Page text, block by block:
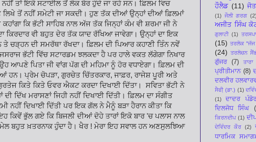
ਤਾਂ ਇਕੋ ਸਟਾਈਲ ਤੋਂ ਲੋਕ ਬੋਰ ਹੁੰਦੇ ਜਾ ਰਹੇ ਸਨ। ਫ਼ਿਲਮ ਵਿਚ
ਲਿਖੇ ਤੋਂ ਨਹੀਂ ਸਮੇਟੀ ਜਾ ਸਕਦੀ। ਹੁਣ ਤੱਕ ਦੀਆਂ ਉਨ੍ਹਾਂ ਦੀਆਂ ਫ਼ਿਲਮਾਂ
ਕਿ ਭੱਟੀ ਸਾਹਿਬ ਨਾਲ ਅੱਜ ਤੱਕ ਜਿਨ੍ਹਾਂ ਕੰਮ ਵੀ ਸ਼ਰਮਾ ਜੀ ਨੇ
ਕਿਰਦਾਰ ਵੀ ਬਹੁਤ ਦੇਰ ਤੱਕ ਯਾਦ ਰੱਖਿਆ ਜਾਵੇਗਾ। ਉਨ੍ਹਾਂ ਦਾ ਇਕ
ਤੇ ਚੜ੍ਹਨ ਦੀ ਸਮਰੱਥਾ ਰੱਖਦਾ। ਫ਼ਿਲਮ ਦੀ ਪਿਆਰ ਕਹਾਣੀ ਤਿੰਨ ਨਵੇਂ
ਭੱਟੀ ਵਿੱਚ ਸਟਾਰਡਮ ਝਲਕਦਾ ਹੈ ਪਰ ਹਾਲੇ ਵਕਤ ਲੱਗੇਗਾ ਨਿਖਾਰ
ਪਿਤਾ ਜੀ ਵਾਂਗ ਪੱਗ ਦੀ ਮਹਿਮਾ ਨੂੰ ਹੋਰ ਵਧਾਏਗਾ। ਫ਼ਿਲਮ ਦੀ
ਹਨ। ਪ੍ਰੇਮ ਚੋਪੜਾ, ਗੁਰਚੇਤ ਚਿੱਤਰਕਾਰ, ਜਾਫ਼ਰ, ਰਾਜੇਸ਼ ਪੂਰੀ ਅਤੇ
ਕਿਤੇ ਕਿਤੇ ਓਵਰ ਐਕਟ ਕਰਦਾ ਦਿਖਾਈ ਦਿੱਤਾ। ਸਵਿਤਾ ਭੱਟੀ ਨੇ
ਦਿੱਖ ਮਰਾਸਣਾਂ ਜਿਹੀ ਨਹੀਂ ਦਿਖਾਈ ਦਿੱਤੀ। ਫ਼ਿਲਮ ਦਾ ਸੰਗੀਤ
ਦਿਖਾਈ ਦਿੱਤੀ ਪਰ ਇਕ ਗੱਲ ਨੇ ਮੈਨੂੰ ਬੜਾ ਹੈਰਾਨ ਕੀਤਾ ਕਿ
ਕਿਵੇਂ ਭੁੱਲ ਗਏ ਕਿ ਬਿਜਲੀ ਦੀਆਂ ਦੋਹੇ ਤਾਰਾਂ ਇਕੋ ਬਾਰ 'ਚ ਪਲਾਸ ਨਾਲ
ਬਹੁਤ ਖ਼ਤਰਨਾਕ ਹੁੰਦਾ ਹੈ। ਖੈਰ ! ਮੇਰਾ ਇਹ ਸਵਾਲ ਹਨ ਅਣਸੁਲਝਿਆ
ਹੌਲੈਡ (11)
(1) ਜੌਲੀ ਗਰਗ
ਅਜੀਤ ਸਿੰਘ
ਗੁਲਾਟੀ (1)
(15) ਤਰਲੋਕ "ਜੱਜ
(24) ਤਰਲੋਚਨ
ਗੁੱਜਰ (7)
ਪ੍ਰੀਤੀਮਾਨ (8)
ਦਲਵੀਰ
ਸੈਫੀ਼ (ਡਾ.) (1)
(1)
ਦਾਦਰ
ਦਿਲਜੋਧ ਸਿੰਘ
ਕਿਰਨਦੀਪ (1)
ਦੇਵਿੰਦਰ ਕੌਰ (2)
ਧਾਰਮਿਕ